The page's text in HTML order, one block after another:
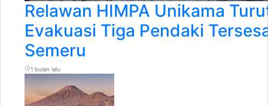
Relawan HIMPA Unikama
Evakuasi Tiga Pendaki
Semeru
1 bulan lalu